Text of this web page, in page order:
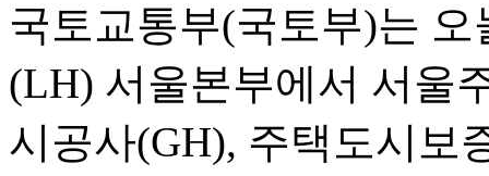
국토교통부(국토부)는
(LH) 서울본부에서 서울
시공사(GH), 주택도시보